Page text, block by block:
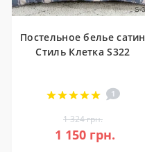
Постельное белье сатин
Стиль Клетка S322
1
1 324 грн.
1 150 грн.